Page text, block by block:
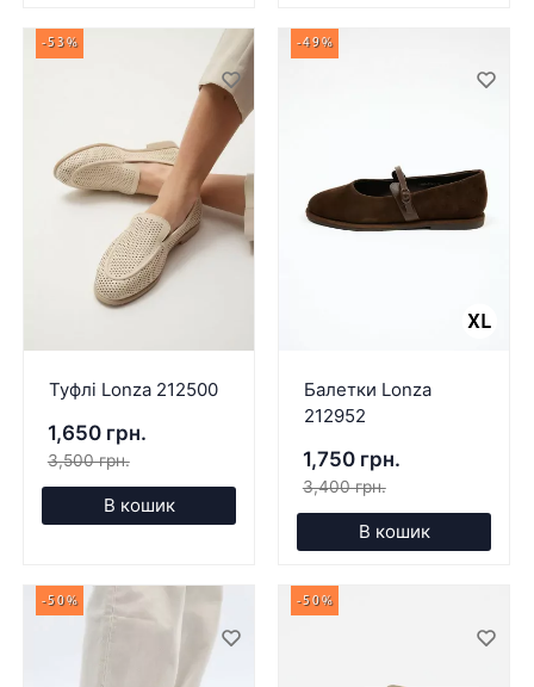
-53%
Туфлі Lonza 212500
1,650 грн.
3,500 грн.
В кошик
-49%
Балетки Lonza
212952
1,750 грн.
3,400 грн.
В кошик
-50% -50%